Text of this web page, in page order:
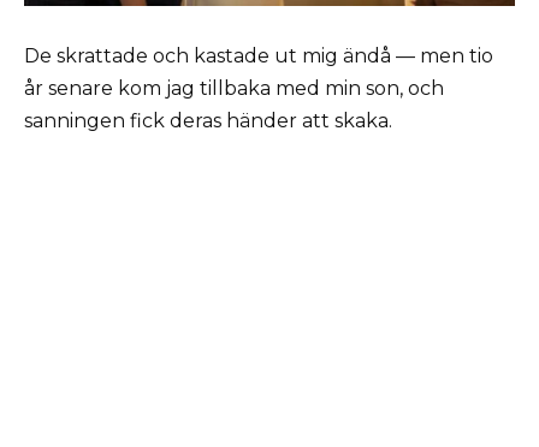
De skrattade och kastade ut mig ändå — men tio
år senare kom jag tillbaka med min son, och
sanningen fick deras händer att skaka.